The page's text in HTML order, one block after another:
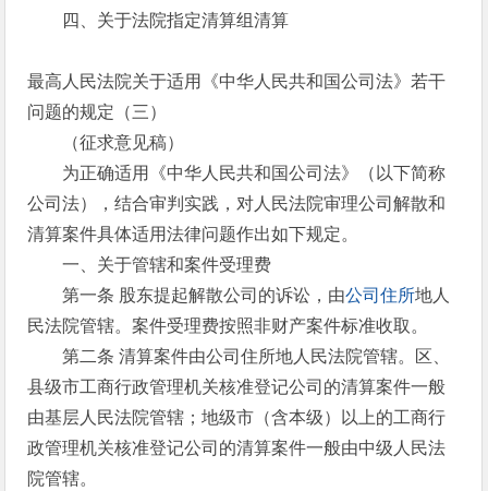
四、关于法院指定清算组清算
最高人民法院关于适用《中华人民共和国公司法》若干
问题的规定（三）
（征求意见稿）
为正确适用《中华人民共和国公司法》（以下简称
公司法），结合审判实践，对人民法院审理公司解散和
清算案件具体适用法律问题作出如下规定。
一、关于管辖和案件受理费
第一条 股东提起解散公司的诉讼，由公司住所地人
民法院管辖。案件受理费按照非财产案件标准收取。
第二条 清算案件由公司住所地人民法院管辖。区、
县级市工商行政管理机关核准登记公司的清算案件一般
由基层人民法院管辖；地级市（含本级）以上的工商行
政管理机关核准登记公司的清算案件一般由中级人民法
院管辖。